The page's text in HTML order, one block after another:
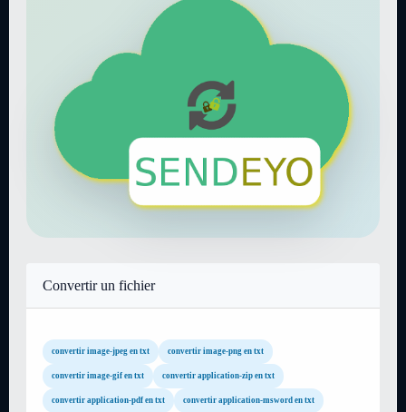
Convertir un fichier
convertir image-jpeg en txt convertir image-png en txt
convertir image-gif en txt convertir application-zip en txt
convertir application-pdf en txt convertir application-msword en txt